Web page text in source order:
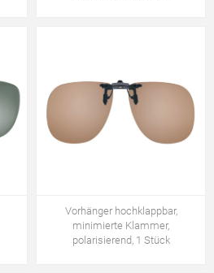
Vorhänger hochklappbar,
minimierte Klammer,
polarisierend, 1 Stück